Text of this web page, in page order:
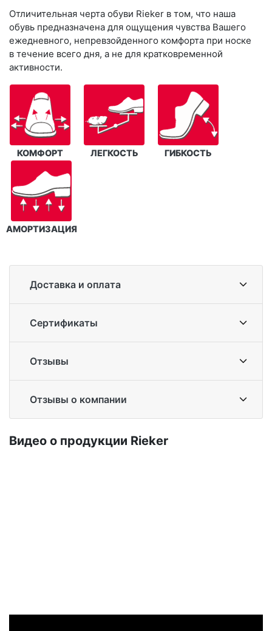
Отличительная черта обуви Rieker в том, что наша
обувь предназначена для ощущения чувства Вашего
ежедневного, непревзойденного комфорта при носке
в течение всего дня, а не для кратковременной
активности.
КОМФОРТ ЛЕГКОСТЬ ГИБКОСТЬ
АМОРТИЗАЦИЯ
Доставка и оплата
Сертификаты
Отзывы
Отзывы о компании
Ви­део о про­дук­ции Ri­eker